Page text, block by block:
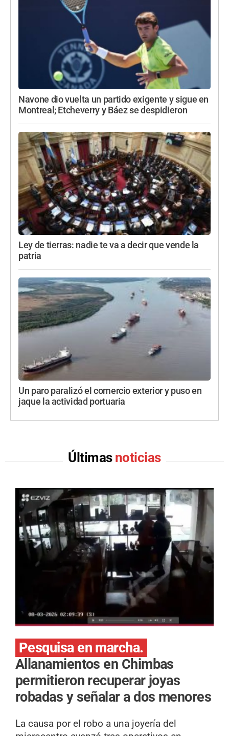
Navone dio vuelta un partido exigente y sigue en
Montreal; Etcheverry y Báez se despidieron
Ley de tierras: nadie te va a decir que vende la
patria
Un paro paralizó el comercio exterior y puso en
jaque la actividad portuaria
Últimas noticias
Pesquisa en marcha.
Allanamientos en Chimbas
permitieron recuperar joyas
robadas y señalar a dos menores
La causa por el robo a una joyería del